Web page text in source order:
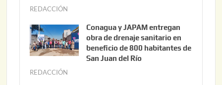
,
2
0
REDACCIÓN
n
i
o
Conagua y JAPAM entregan
obra de drenaje sanitario en
beneficio de 800 habitantes de
San Juan del Río
REDACCIÓN